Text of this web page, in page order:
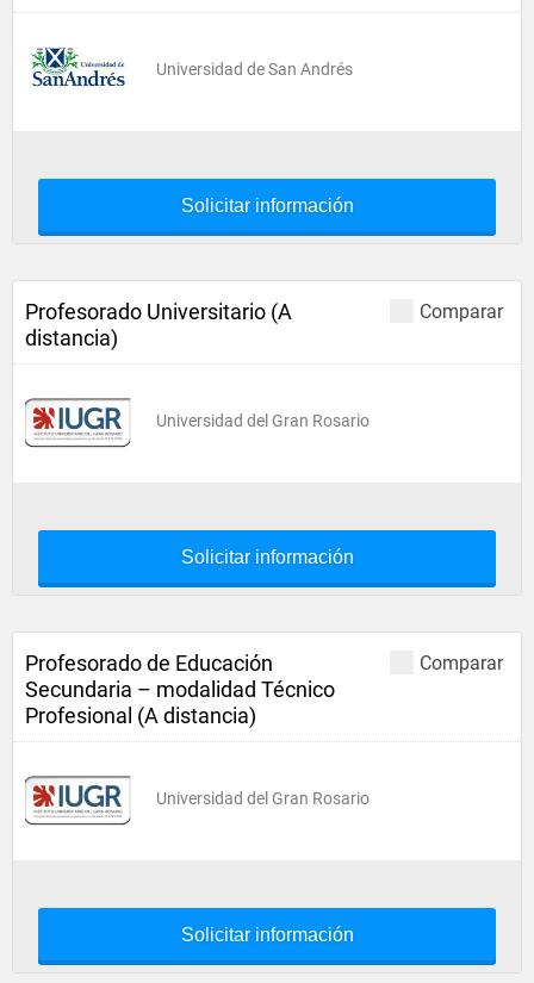
Universidad de San Andrés
Solicitar información
Comparar
Profesorado Universitario (A
distancia)
Universidad del Gran Rosario
Solicitar información
Comparar
Profesorado de Educación
Secundaria – modalidad Técnico
Profesional (A distancia)
Universidad del Gran Rosario
Solicitar información